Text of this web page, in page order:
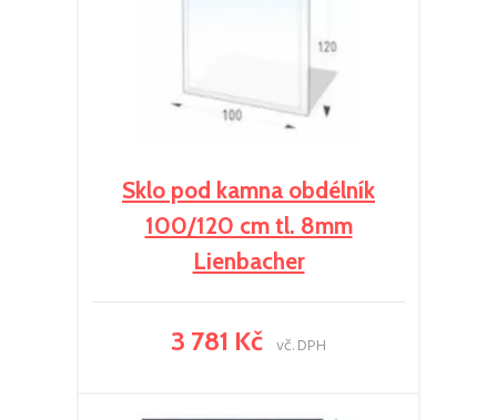
Sklo pod kamna obdélník
100/120 cm tl. 8mm
Lienbacher
3 781 Kč vč. DPH